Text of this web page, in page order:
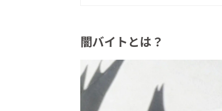
闇バイトとは？